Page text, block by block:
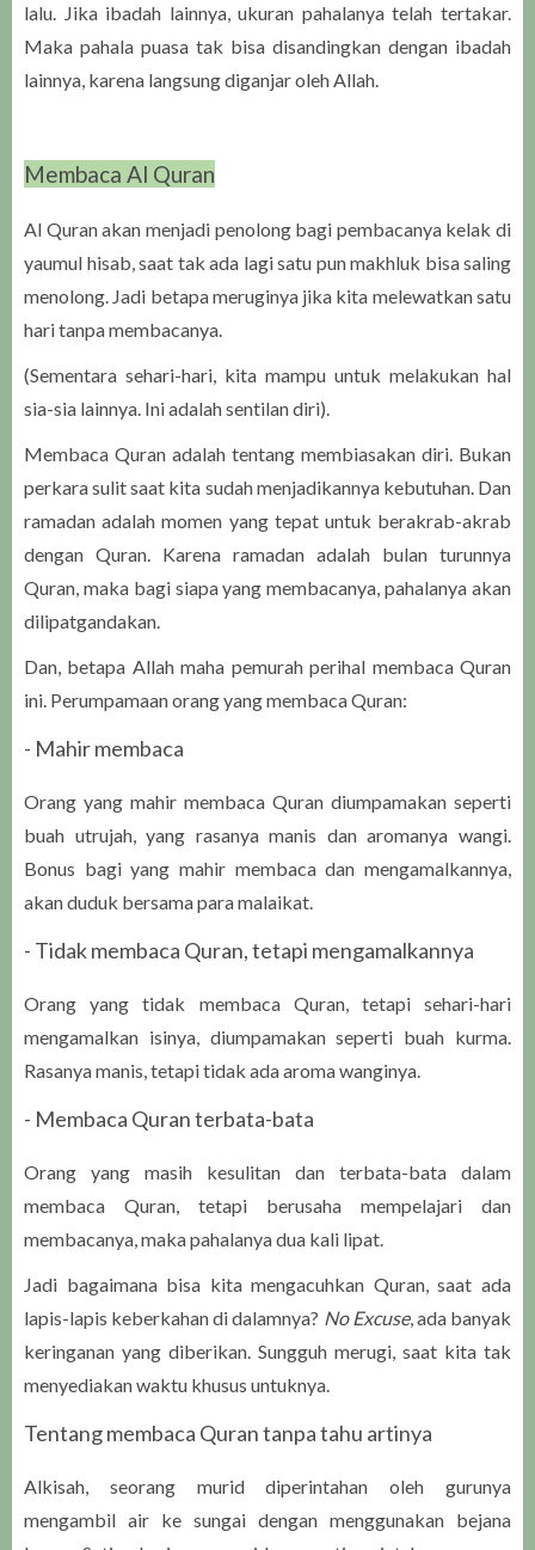
lalu. Jika ibadah lainnya, ukuran pahalanya telah tertakar.
Maka pahala puasa tak bisa disandingkan dengan ibadah
lainnya, karena langsung diganjar oleh Allah.
Membaca Al Quran
Al Quran akan menjadi penolong bagi pembacanya kelak di
yaumul hisab, saat tak ada lagi satu pun makhluk bisa saling
menolong. Jadi betapa meruginya jika kita melewatkan satu
hari tanpa membacanya.
(Sementara sehari-hari, kita mampu untuk melakukan hal
sia-sia lainnya. Ini adalah sentilan diri).
Membaca Quran adalah tentang membiasakan diri. Bukan
perkara sulit saat kita sudah menjadikannya kebutuhan. Dan
ramadan adalah momen yang tepat untuk berakrab-akrab
dengan Quran. Karena ramadan adalah bulan turunnya
Quran, maka bagi siapa yang membacanya, pahalanya akan
dilipatgandakan.
Dan, betapa Allah maha pemurah perihal membaca Quran
ini. Perumpamaan orang yang membaca Quran:
- Mahir membaca
Orang yang mahir membaca Quran diumpamakan seperti
buah utrujah, yang rasanya manis dan aromanya wangi.
Bonus bagi yang mahir membaca dan mengamalkannya,
akan duduk bersama para malaikat.
- Tidak membaca Quran, tetapi mengamalkannya
Orang yang tidak membaca Quran, tetapi sehari-hari
mengamalkan isinya, diumpamakan seperti buah kurma.
Rasanya manis, tetapi tidak ada aroma wanginya.
- Membaca Quran terbata-bata
Orang yang masih kesulitan dan terbata-bata dalam
membaca Quran, tetapi berusaha mempelajari dan
membacanya, maka pahalanya dua kali lipat.
Jadi bagaimana bisa kita mengacuhkan Quran, saat ada
lapis-lapis keberkahan di dalamnya? No Excuse, ada banyak
keringanan yang diberikan. Sungguh merugi, saat kita tak
menyediakan waktu khusus untuknya.
Tentang membaca Quran tanpa tahu artinya
Alkisah, seorang murid diperintahan oleh gurunya
mengambil air ke sungai dengan menggunakan bejana